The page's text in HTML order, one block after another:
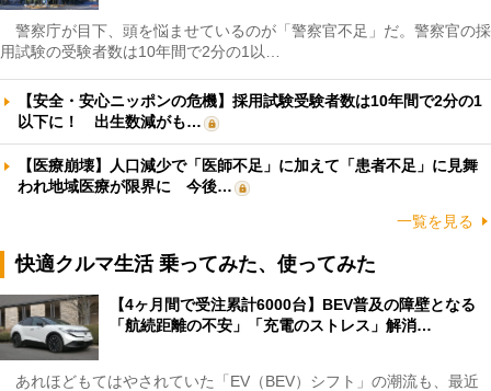
警察庁が目下、頭を悩ませているのが「警察官不足」だ。警察官の採
用試験の受験者数は10年間で2分の1以…
【安全・安心ニッポンの危機】採用試験受験者数は10年間で2分の1
以下に！ 出生数減がも…
【医療崩壊】人口減少で「医師不足」に加えて「患者不足」に見舞
われ地域医療が限界に 今後…
一覧を見る
快適クルマ生活 乗ってみた、使ってみた
【4ヶ月間で受注累計6000台】BEV普及の障壁となる
「航続距離の不安」「充電のストレス」解消…
あれほどもてはやされていた「EV（BEV）シフト」の潮流も、最近